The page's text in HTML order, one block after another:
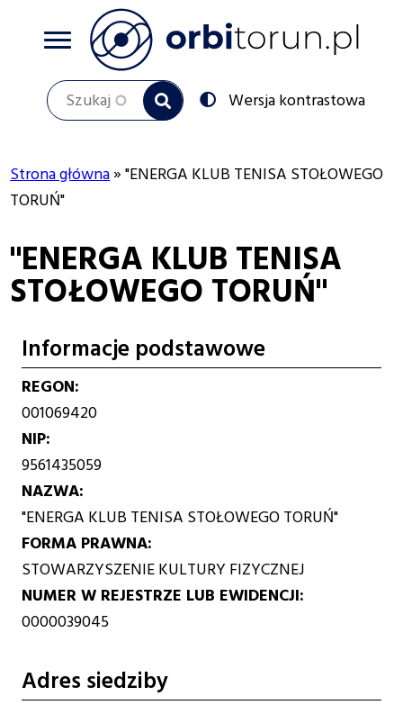
Szukaj
Przełącz
na:
Wersja kontrastowa
Ścieżka
nawigacyjna
Strona główna "ENERGA KLUB TENISA STOŁOWEGO
TORUŃ"
"ENERGA KLUB TENISA
STOŁOWEGO TORUŃ"
Informacje podstawowe
REGON
001069420
NIP
9561435059
NAZWA
"ENERGA KLUB TENISA STOŁOWEGO TORUŃ"
FORMA PRAWNA
STOWARZYSZENIE KULTURY FIZYCZNEJ
NUMER W REJESTRZE LUB EWIDENCJI
0000039045
Adres siedziby